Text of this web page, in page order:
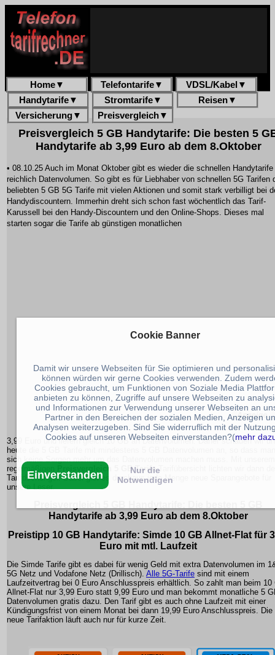
Home▼ Telefontarife▼ VDSL/Kabel ▼
Handytarife▼ Stromtarife▼ Reisen▼
Versicherung▼ Preisvergleich▼
Preisvergleich 5 GB Handytarife: Die besten 5
Handytarife ab 3,99 Euro ab dem 8.Oktober
• 08.10.25 Auch im Monat Oktober gibt es wieder die schnellen
reichlich Datenvolumen. So gibt es für Liebhaber von schnellen 5G Tarifen
beliebten 5 GB 5G Tarife mit vielen Aktionen und somit stark verbilligt bei
Handydiscountern. Immerhin dreht sich schon fast wöchentlich das Tarif-
Karussell bei den Handy-Discountern und den Online-Shops. Dieses mal
starten sogar die Tarife ab günstigen monatlichen
3,99 Euro und liefern gleich 10 GB an Datenvolumen. Daher schauen wir
heute die 5 GB Tarife mit mindestens 5 GB Datenvolumen an, so dass man
sich keine Sorgen mehr um das Datenvolumen machen muss. Mit unserem
regelmäßigen
Preisvergleich 5 GB TarifeTarifübersicht lichten wir dann
Tarifdschungel. Dabei gibt es durchaus jede Menge neue Sparangebote für
unsere Leser.
Handytarife ab 3,99 Euro ab dem 8.Oktober
Preistipp 10 GB Handytarife: Simde 10 GB Allnet-Flat für
Euro mit mtl. Laufzeit
Die Simde Tarife gibt es dabei für wenig Geld mit extra Datenvolumen im
5G Netz und Vodafone Netz (Drillisch). Alle 5G-Tarife sind mit einem
Laufzeitvertrag bei 0 Euro Anschlusspreis erhältlich. So zahlt man beim 10
Allnet-Flat nur 3,99 Euro statt 9,99 Euro und man bekommt monatliche 5
Datenvolumen gratis dazu. Den Tarif gibt es auch ohne Laufzeit mit einer
Kündigungsfrist von einem Monat bei dann 19,99 Euro Anschlusspreis. Die
neue Tarifaktion läuft auch nur für kurze Zeit.
Cookie Banner
Damit wir unsere Webseiten für Sie optimieren und
können würden wir gerne Cookies verwenden. Zudem
Cookies gebraucht, um Funktionen von Soziale Media
anbieten zu können, Zugriffe auf unsere Webseiten zu
und Informationen zur Verwendung unserer Webseiten an
Partner in den Bereichen der sozialen Medien, Anzeigen
Analysen weiterzugeben. Sind Sie widerruflich mit der
Cookies auf unseren Webseiten einverstanden?(mehr
Einverstanden
Nur die
Notwendigen